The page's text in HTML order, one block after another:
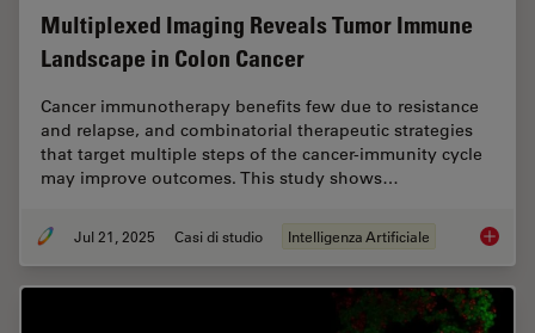
Multiplexed Imaging Reveals Tumor Immune
Landscape in Colon Cancer
Cancer immunotherapy benefits few due to resistance
and relapse, and combinatorial therapeutic strategies
that target multiple steps of the cancer-immunity cycle
may improve outcomes. This study shows…
Jul 21, 2025 Casi di studio Intelligenza Artificiale